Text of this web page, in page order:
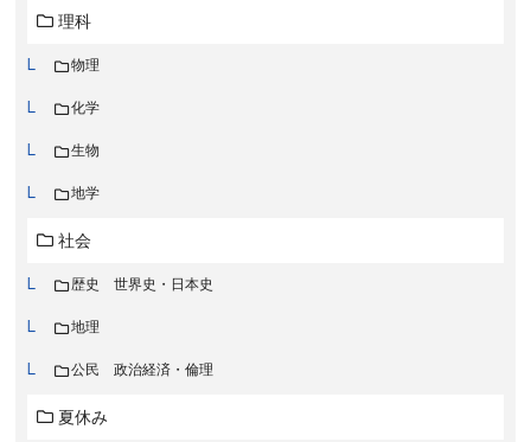
理科
物理
化学
生物
地学
社会
歴史 世界史・日本史
地理
公民 政治経済・倫理
夏休み